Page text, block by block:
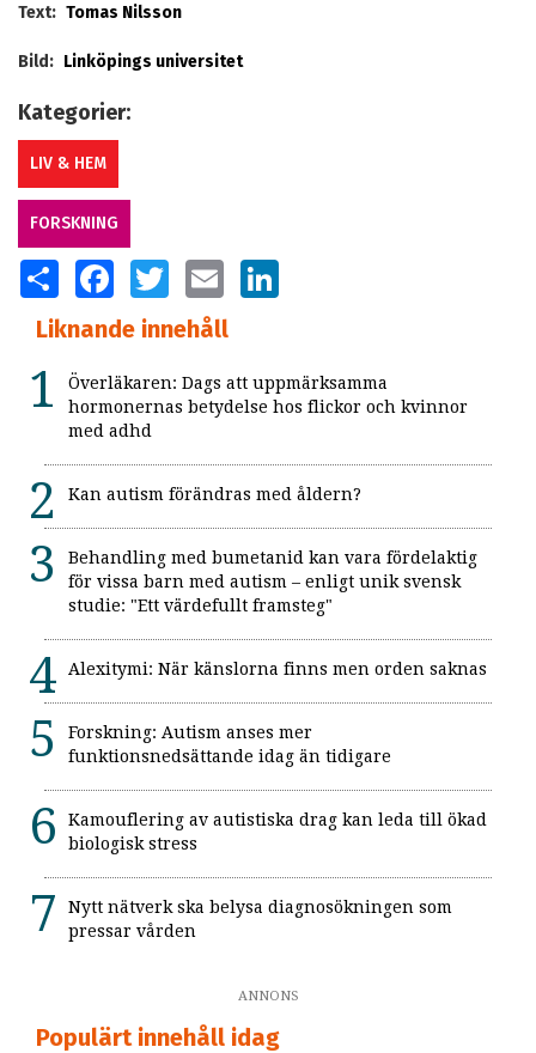
Text: Tomas Nilsson
Bild: Linköpings universitet
Kategorier:
LIV & HEM
FORSKNING
SHARE FACEBOOKTWITTER EMAIL
Liknande innehåll
Överläkaren: Dags att uppmärksamma
hormonernas betydelse hos flickor och kvinnor
med adhd
Kan autism förändras med åldern?
Behandling med bumetanid kan vara fördelaktig
för vissa barn med autism – enligt unik svensk
studie: "Ett värdefullt framsteg"
Alexitymi: När känslorna finns men orden saknas
Forskning: Autism anses mer
funktionsnedsättande idag än tidigare
Kamouflering av autistiska drag kan leda till ökad
biologisk stress
Nytt nätverk ska belysa diagnosökningen som
pressar vården
ANNONS
Populärt innehåll idag